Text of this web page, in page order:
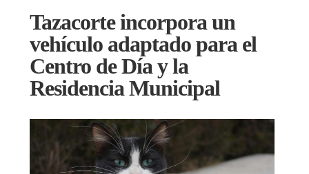
Tazacorte incorpora un
vehículo adaptado para el
Centro de Día y la
Residencia Municipal